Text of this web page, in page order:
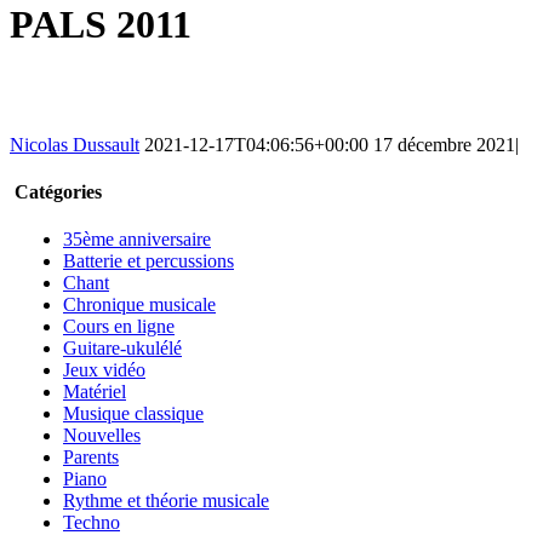
PALS 2011
Nicolas Dussault 2021-12-17T04:06:56+00:00 17 décembre 2021 |
Catégories
35ème anniversaire
Batterie et percussions
Chant
Chronique musicale
Cours en ligne
Guitare-ukulélé
Jeux vidéo
Matériel
Musique classique
Nouvelles
Parents
Piano
Rythme et théorie musicale
Techno